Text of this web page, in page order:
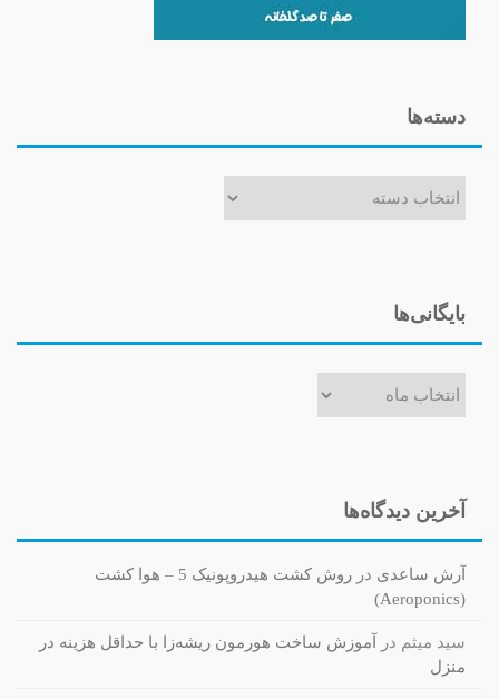
دسته‌ها
بایگانی‌ها
آخرین دیدگاه‌ها
آرش ساعدی در
روش کشت هیدروپونیک 5 – هوا کشت
(Aeroponics)
سید میثم در
آموزش ساخت هورمون ریشه‌زا با حداقل هزینه در
منزل